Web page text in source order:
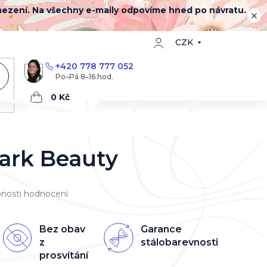
Na všechny e-maily odpovíme hned po návratu.
CZK
+420 778 777 052
Nákupní
Bez obav
z
prosvítání
Garance
stálobarevnosti
Beauty
hodnocení